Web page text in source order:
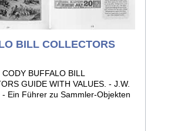
BILL COLLECTORS
BUFFALO BILL
GUIDE WITH VALUES. - J.W.
- Ein Führer zu Sammler-Objekten